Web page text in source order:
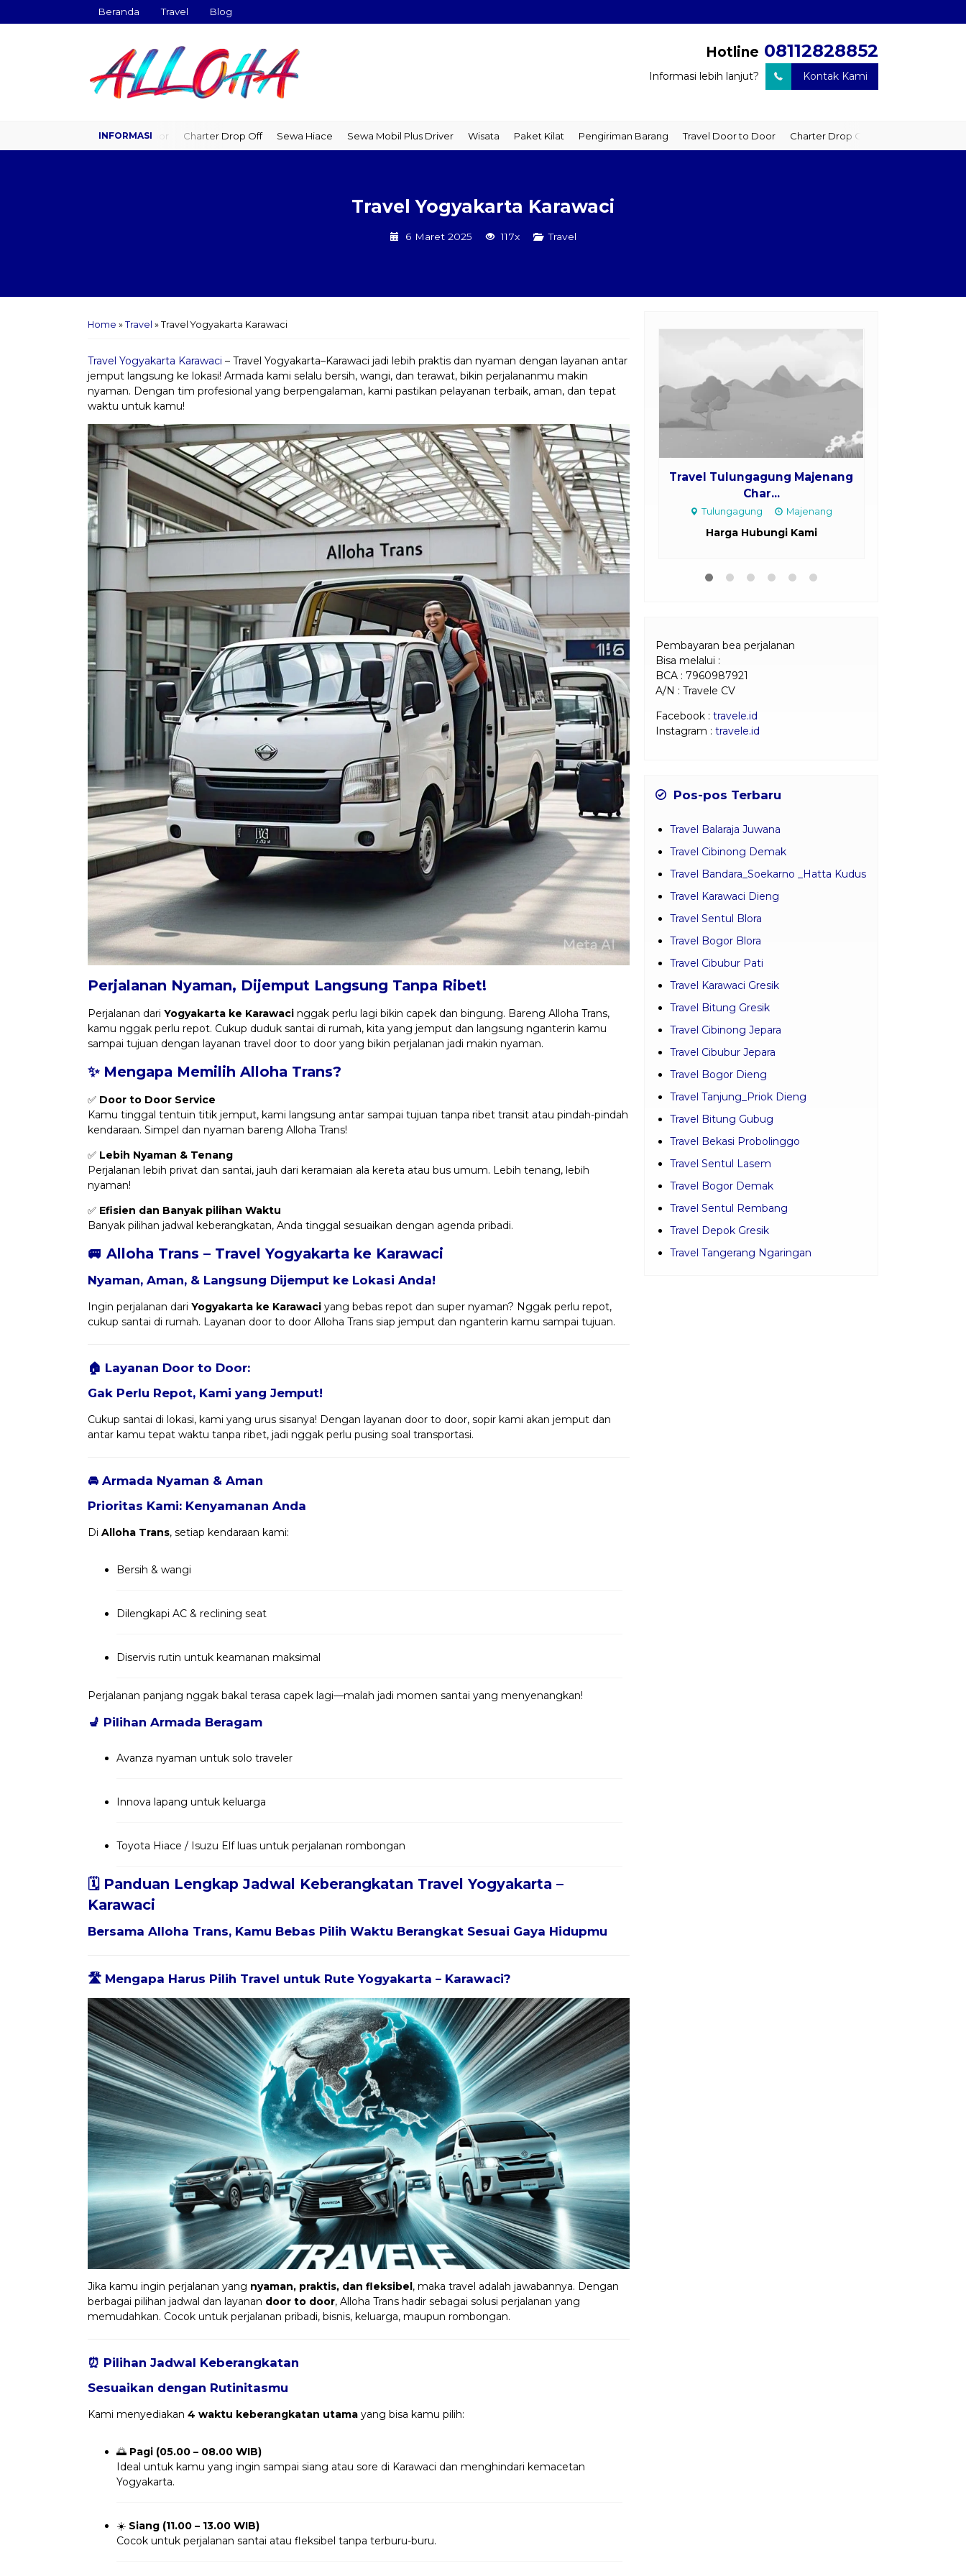
Beranda Travel Blog
Hotline 08112828852
Informasi lebih lanjut? Kontak Kami
Travel Door to Door Charter Drop Off Sewa Hiace Sewa Mobil Plus Driver Wisata Paket Kilat Pengiriman Barang Travel Door to Door Charter Drop Off Sewa Hiace
Travel Yogyakarta Karawaci
6 Maret 2025 117x Travel
Home » Travel » Travel Yogyakarta Karawaci
Travel Yogyakarta Karawaci – Travel Yogyakarta–Karawaci jadi lebih praktis dan nyaman dengan layanan antar
jemput langsung ke lokasi! Armada kami selalu bersih, wangi, dan terawat, bikin perjalananmu makin
nyaman. Dengan tim profesional yang berpengalaman, kami pastikan pelayanan terbaik, aman, dan tepat
waktu untuk kamu!
Perjalanan Nyaman, Dijemput Langsung Tanpa Ribet!
Perjalanan dari Yogyakarta ke Karawaci nggak perlu lagi bikin capek dan bingung. Bareng Alloha Trans,
kamu nggak perlu repot. Cukup duduk santai di rumah, kita yang jemput dan langsung nganterin kamu
sampai tujuan dengan layanan travel door to door yang bikin perjalanan jadi makin nyaman.
✨ Mengapa Memilih Alloha Trans?
✅ Door to Door Service
Kamu tinggal tentuin titik jemput, kami langsung antar sampai tujuan tanpa ribet transit atau pindah-pindah
kendaraan. Simpel dan nyaman bareng Alloha Trans!
✅ Lebih Nyaman & Tenang
Perjalanan lebih privat dan santai, jauh dari keramaian ala kereta atau bus umum. Lebih tenang, lebih
nyaman!
✅ Efisien dan Banyak pilihan Waktu
Banyak pilihan jadwal keberangkatan, Anda tinggal sesuaikan dengan agenda pribadi.
🚐 Alloha Trans – Travel Yogyakarta ke Karawaci
Nyaman, Aman, & Langsung Dijemput ke Lokasi Anda!
Ingin perjalanan dari Yogyakarta ke Karawaci yang bebas repot dan super nyaman? Nggak perlu repot,
cukup santai di rumah. Layanan door to door Alloha Trans siap jemput dan nganterin kamu sampai tujuan.
🏠 Layanan Door to Door:
Gak Perlu Repot, Kami yang Jemput!
Cukup santai di lokasi, kami yang urus sisanya! Dengan layanan door to door, sopir kami akan jemput dan
antar kamu tepat waktu tanpa ribet, jadi nggak perlu pusing soal transportasi.
🚘 Armada Nyaman & Aman
Prioritas Kami: Kenyamanan Anda
Di Alloha Trans, setiap kendaraan kami:
Bersih & wangi
Dilengkapi AC & reclining seat
Diservis rutin untuk keamanan maksimal
Perjalanan panjang nggak bakal terasa capek lagi—malah jadi momen santai yang menyenangkan!
💺 Pilihan Armada Beragam
Avanza nyaman untuk solo traveler
Innova lapang untuk keluarga
Toyota Hiace / Isuzu Elf luas untuk perjalanan rombongan
🗓️ Panduan Lengkap Jadwal Keberangkatan Travel Yogyakarta –
Karawaci
Bersama Alloha Trans, Kamu Bebas Pilih Waktu Berangkat Sesuai Gaya Hidupmu
🛣️ Mengapa Harus Pilih Travel untuk Rute Yogyakarta – Karawaci?
Jika kamu ingin perjalanan yang nyaman, praktis, dan fleksibel, maka travel adalah jawabannya. Dengan
berbagai pilihan jadwal dan layanan door to door, Alloha Trans hadir sebagai solusi perjalanan yang
memudahkan. Cocok untuk perjalanan pribadi, bisnis, keluarga, maupun rombongan.
⏰ Pilihan Jadwal Keberangkatan
Sesuaikan dengan Rutinitasmu
Kami menyediakan 4 waktu keberangkatan utama yang bisa kamu pilih:
🌅 Pagi (05.00 – 08.00 WIB)
Ideal untuk kamu yang ingin sampai siang atau sore di Karawaci dan menghindari kemacetan
Yogyakarta.
☀️ Siang (11.00 – 13.00 WIB)
Cocok untuk perjalanan santai atau fleksibel tanpa terburu-buru.
Travel Tulungagung Majenang
Char...
Tulungagung Majenang
Harga Hubungi Kami
Pembayaran bea perjalanan
Bisa melalui :
BCA : 7960987921
A/N : Travele CV
Facebook : travele.id
Instagram : travele.id
Pos-pos Terbaru
Travel Balaraja Juwana
Travel Cibinong Demak
Travel Bandara_Soekarno _Hatta Kudus
Travel Karawaci Dieng
Travel Sentul Blora
Travel Bogor Blora
Travel Cibubur Pati
Travel Karawaci Gresik
Travel Bitung Gresik
Travel Cibinong Jepara
Travel Cibubur Jepara
Travel Bogor Dieng
Travel Tanjung_Priok Dieng
Travel Bitung Gubug
Travel Bekasi Probolinggo
Travel Sentul Lasem
Travel Bogor Demak
Travel Sentul Rembang
Travel Depok Gresik
Travel Tangerang Ngaringan